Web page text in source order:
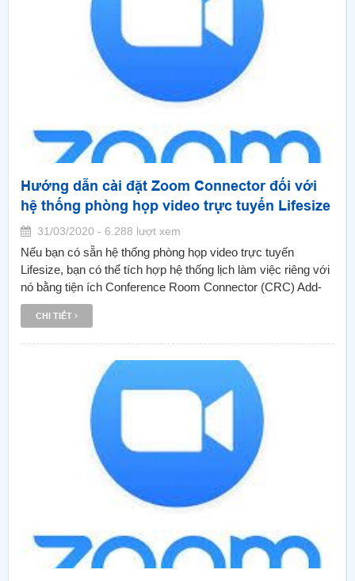
Hướng dẫn cài đặt Zoom Connector đối với
hệ thống phòng họp video trực tuyến Lifesize
31/03/2020 - 6.288 lượt xem
Nếu bạn có sẵn hệ thống phòng họp video trực tuyến
Lifesize, bạn có thể tích hợp hệ thống lịch làm việc riêng với
nó bằng tiện ích Conference Room Connector (CRC) Add-
on. Tiện ích này cho phép bạn bắt đầu cuộc họp Zoom
meeting theo lịch làm việc trực tiếp từ phần cứng hiện có.
CHI TIẾT